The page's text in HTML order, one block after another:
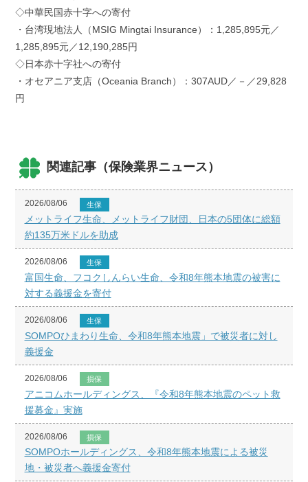
◇中華民国赤十字への寄付
・台湾現地法人（MSIG Mingtai Insurance）：1,285,895元／
1,285,895元／12,190,285円
◇日本赤十字社への寄付
・オセアニア支店（Oceania Branch）：307AUD／－／29,828
円
関連記事（保険業界ニュース）
2026/08/06 生保
メットライフ生命、メットライフ財団、日本の5団体に総額
約135万米ドルを助成
2026/08/06 生保
富国生命、フコクしんらい生命、令和8年熊本地震の被害に
対する義援金を寄付
2026/08/06 生保
SOMPOひまわり生命、令和8年熊本地震」で被災者に対し
義援金
2026/08/06 損保
アニコムホールディングス、『令和8年熊本地震のペット救
援募金』実施
2026/08/06 損保
SOMPOホールディングス、令和8年熊本地震による被災
地・被災者へ義援金寄付